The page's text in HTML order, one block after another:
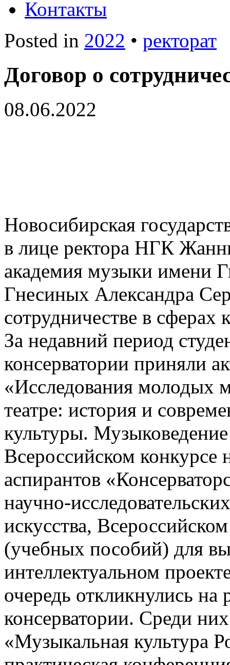
Контакты
Posted in 2022 • ректорат
Договор о
08.06.2022
Новосибирская
в лице ректора НГК
академия музыки имени
Гнесиных Александра
сотрудничестве в сферах
За недавний период
консерватории приняли
«Исследования молодых
театре: история и
культуры.
Всероссийском конкурсе
аспирантов
научно-
искусства,
(учебных пособий) для
интеллектуальном
очередь откликнулись
консерватории. Среди
«Музыкальная культура